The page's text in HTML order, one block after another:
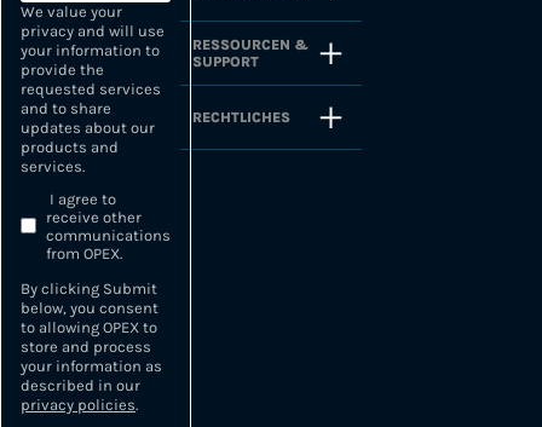
We value your
privacy and will use
your information to
provide the
requested services
and to share
updates about our
products and
services.
I agree to
receive other
communications
from OPEX.
By clicking Submit
below, you consent
to allowing OPEX to
store and process
your information as
described in our
privacy policies.
RESSOURCEN &
SUPPORT
RECHTLICHES